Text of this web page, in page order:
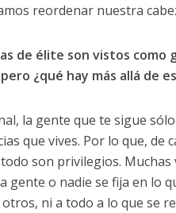
reordenar nuestra
de élite son vistos
¿qué hay más allá de
la gente que te sigue
que vives. Por lo que, de
son privilegios. Muchas
gente o nadie se fija en lo
ni a todo a lo que se